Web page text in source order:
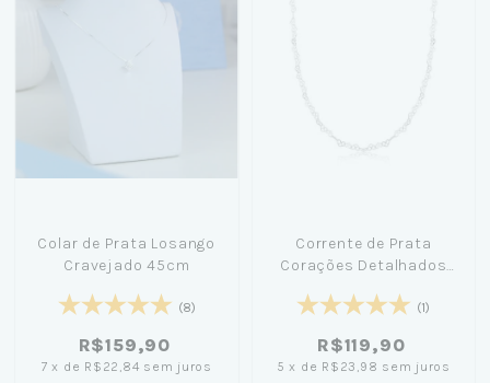
Colar de Prata Losango
Cravejado 45cm
(8)
R$159,90
7 x de R$22,84 sem juros
Corrente de Prata
Corações Detalhados
(1)
R$119,90
5 x de R$23,98 sem juros